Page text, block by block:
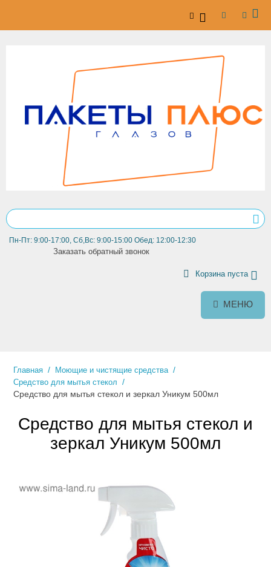
Пн-Пт: 9:00-17:00, Сб,Вс: 9:00-15:00 Обед: 12:00-12:30
Заказать обратный звонок
Корзина пуста
МЕНЮ
Главная / Моющие и чистящие средства /
Средство для мытья стекол /
Средство для мытья стекол и зеркал Уникум 500мл
Средство для мытья стекол и
зеркал Уникум 500мл